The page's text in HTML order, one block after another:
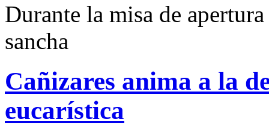
Durante la misa de
sancha
Cañizares anima a la
eucarística